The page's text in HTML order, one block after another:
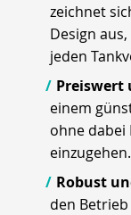
zeichnet
Design
jeden
Preiswert
einem
ohne dabei
einzugehen.
Robust
den